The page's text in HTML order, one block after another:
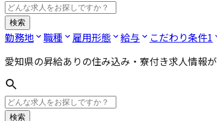
検索
勤務地 職種 雇用形態 給与 こだわり条件1
愛知県の昇給ありの住み込み・寮付き求人情報が
検索